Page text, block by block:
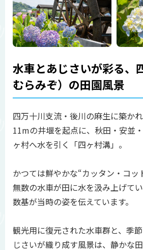
水車とあじさいが彩る、
むらみぞ）の田園風景
四万十川支流・後川の麻生に築か
11mの井堰を起点に、秋田・安並
ヶ村へ水を引く「四ヶ村溝」。
かつては鮮やかな“カッタン・コッ
無数の水車が田に水を汲み上げて
数基が当時の姿を伝えています。
観光用に復元された水車群と、季
じさいが織り成す風景は、静かな